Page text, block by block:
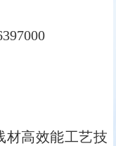
材高效能工艺技